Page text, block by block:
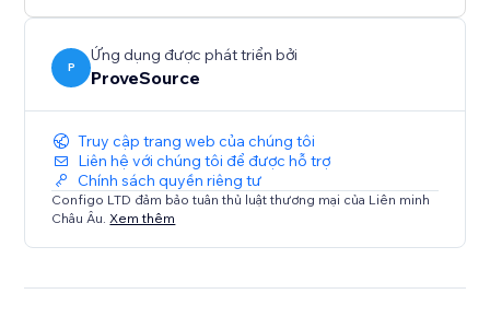
Social proof is a term associated with “Fear Of Missing
P
Ứng dụng được phát triển bởi
ProveSource
Truy cập trang web của chúng tôi
Liên hệ với chúng tôi để được hỗ trợ
Chính sách quyền riêng tư
Configo LTD đảm bảo tuân thủ luật thương mại của Liên minh
Châu Âu. Xem thêm